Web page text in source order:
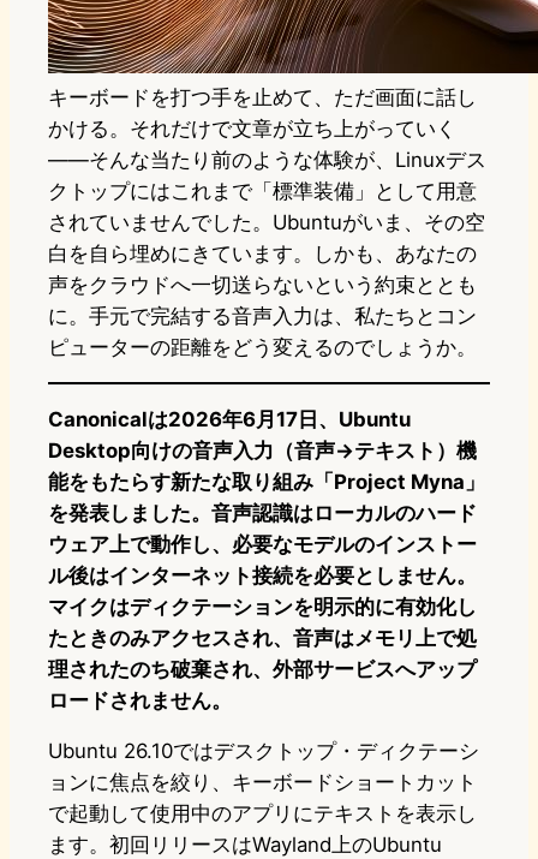
キーボードを打つ手を止めて、ただ画面に話し
かける。それだけで文章が立ち上がっていく
——そんな当たり前のような体験が、Linuxデス
クトップにはこれまで「標準装備」として用意
されていませんでした。Ubuntuがいま、その空
白を自ら埋めにきています。しかも、あなたの
声をクラウドへ一切送らないという約束ととも
に。手元で完結する音声入力は、私たちとコン
ピューターの距離をどう変えるのでしょうか。
Canonicalは2026年6月17日、Ubuntu
Desktop向けの音声入力（音声→テキスト）機
能をもたらす新たな取り組み「Project Myna」
を発表しました。音声認識はローカルのハード
ウェア上で動作し、必要なモデルのインストー
ル後はインターネット接続を必要としません。
マイクはディクテーションを明示的に有効化し
たときのみアクセスされ、音声はメモリ上で処
理されたのち破棄され、外部サービスへアップ
ロードされません。
Ubuntu 26.10ではデスクトップ・ディクテーシ
ョンに焦点を絞り、キーボードショートカット
で起動して使用中のアプリにテキストを表示し
ます。初回リリースはWayland上のUbuntu